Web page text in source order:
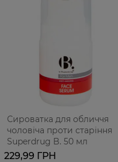
Сироватка для обличчя
чоловіча проти старіння
Superdrug B. 50 мл
229,99 ГРН